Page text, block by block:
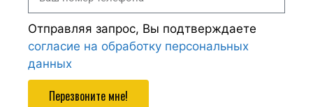
Отправляя запрос, Вы подтверждаете
согласие на обработку персональных
данных
Перезвоните мне!